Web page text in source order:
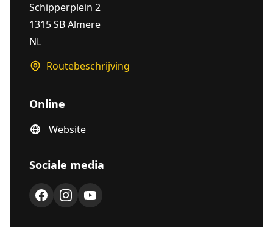
Schipperplein 2
1315 SB Almere
NL
Routebeschrijving
Online
Website
Sociale media